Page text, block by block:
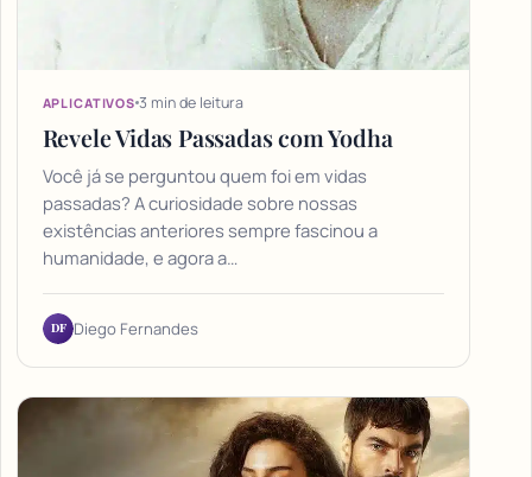
APLICATIVOS 3 min de leitura
Revele Vidas Passadas com Yodha
Você já se perguntou quem foi em vidas
passadas? A curiosidade sobre nossas
existências anteriores sempre fascinou a
humanidade, e agora a…
DF Diego Fernandes